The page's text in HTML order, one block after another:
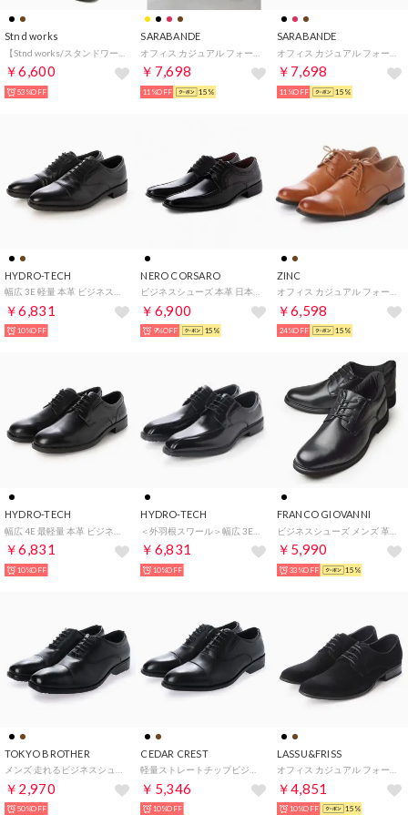
Stnd works
￥6,600
53%OFF
SARABANDE
￥7,698
11%OFF 15%
SARABANDE
￥7,698
11%OFF 15%
HYDRO-TECH
￥6,831
10%OFF
NERO CORSARO
￥6,900
9%OFF 15%
ZINC
￥6,598
24%OFF 15%
HYDRO-TECH
￥6,831
10%OFF
HYDRO-TECH
￥6,831
10%OFF
FRANCO GIOVANNI
￥5,990
33%OFF 15%
TOKYO BROTHER
￥2,970
50%OFF
CEDAR CREST
￥5,346
10%OFF
LASSU&FRISS
￥4,851
10%OFF 15%